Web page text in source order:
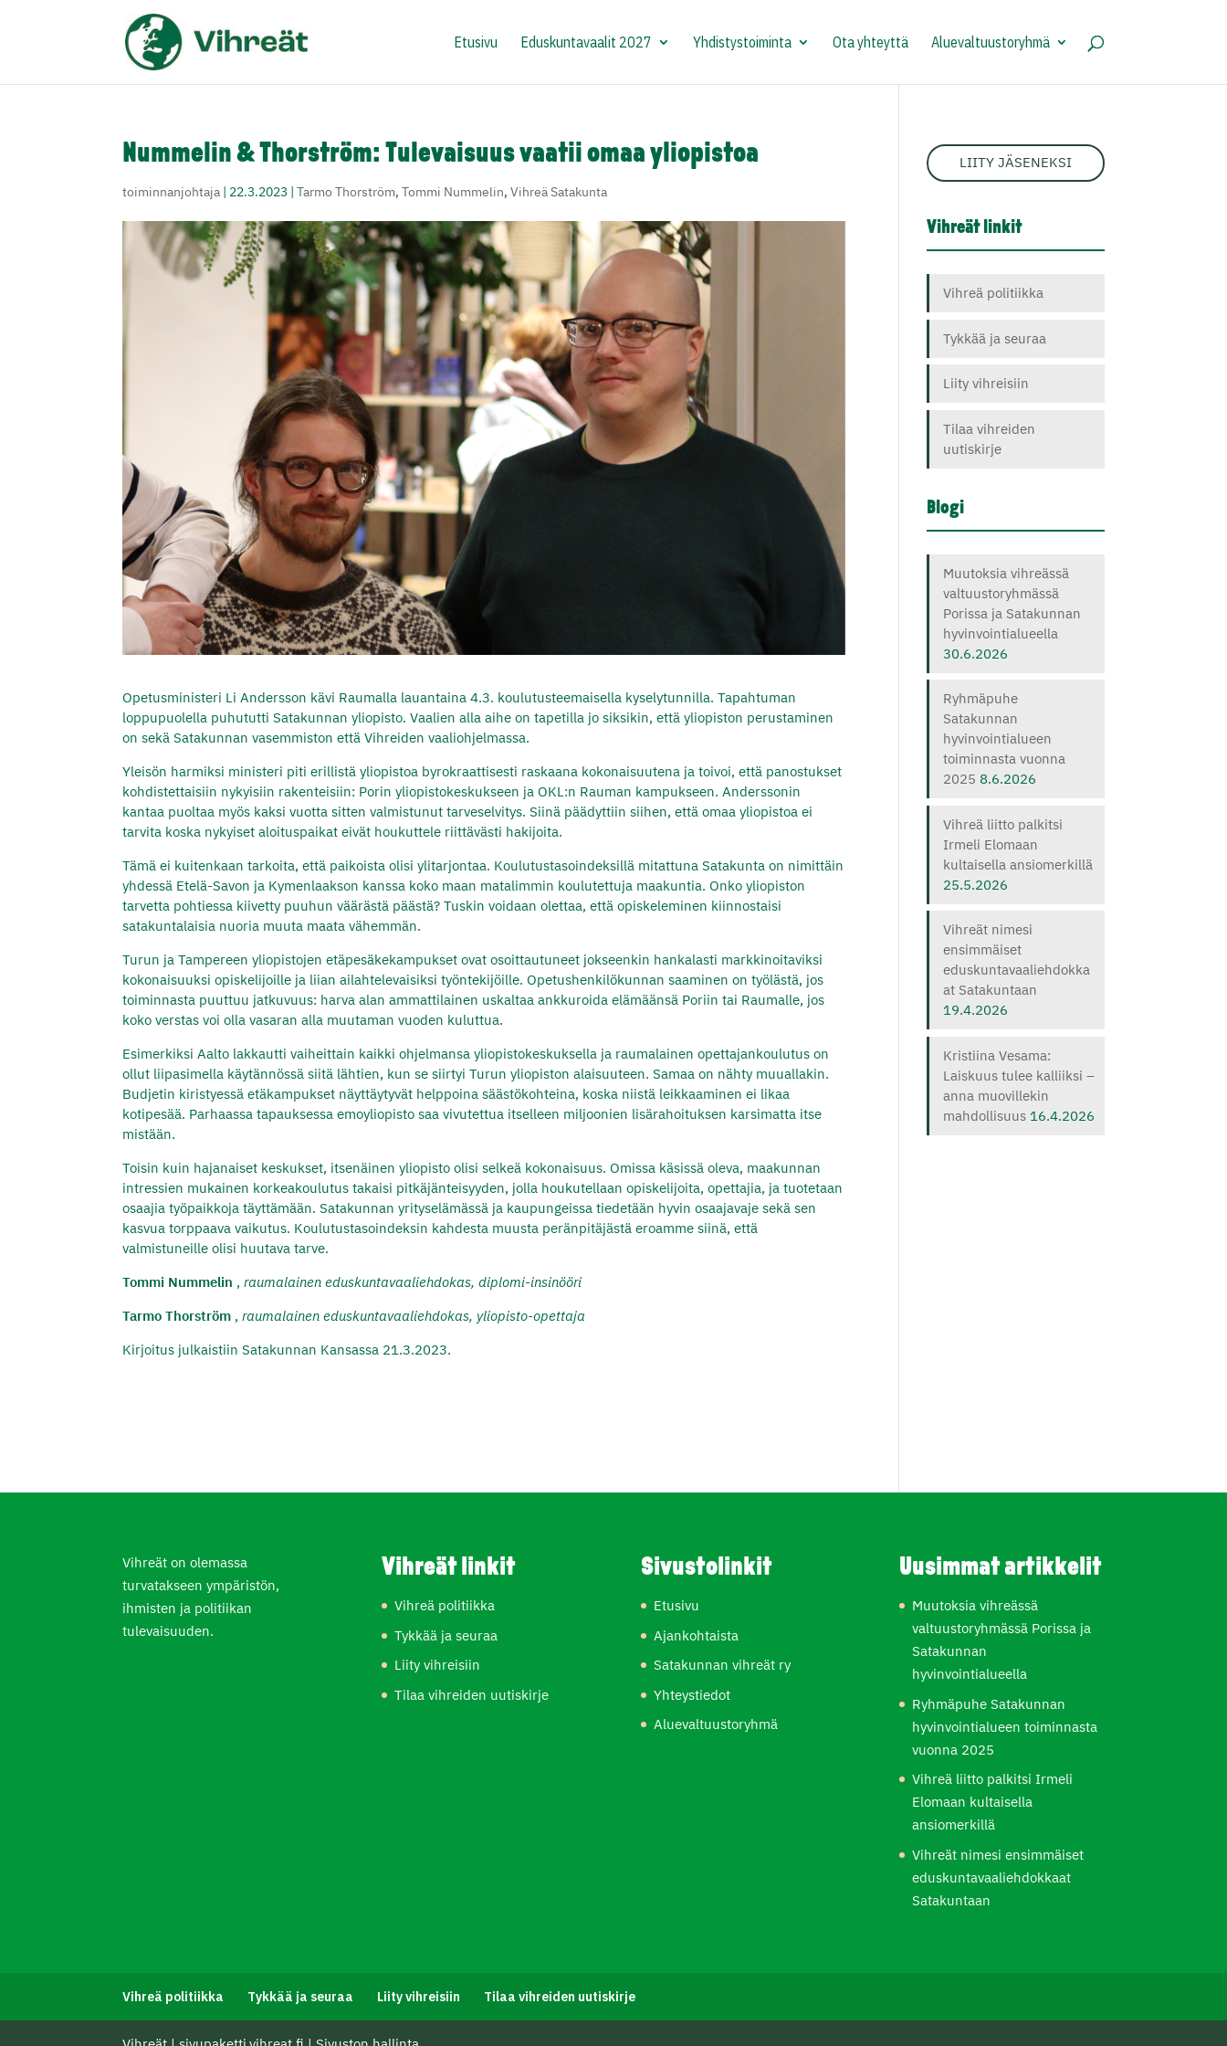
Etusivu Eduskuntavaalit 2027 Yhdistystoiminta Ota yhteyttä Aluevaltuustoryhmä
Nummelin & Thorström: Tulevaisuus vaatii omaa yliopistoa
toiminnanjohtaja | 22.3.2023 |Tarmo Thorström,Tommi Nummelin,Vihreä Satakunta
Opetusministeri Li Andersson kävi Raumalla lauantaina 4.3. koulutusteemaisella kyselytunnilla. Tapahtuman
loppupuolella puhututti Satakunnan yliopisto. Vaalien alla aihe on tapetilla jo siksikin, että yliopiston perustaminen
on sekä Satakunnan vasemmiston että Vihreiden vaaliohjelmassa.
Yleisön harmiksi ministeri piti erillistä yliopistoa byrokraattisesti raskaana kokonaisuutena ja toivoi, että panostukset
kohdistettaisiin nykyisiin rakenteisiin: Porin yliopistokeskukseen ja OKL:n Rauman kampukseen. Anderssonin
kantaa puoltaa myös kaksi vuotta sitten valmistunut tarveselvitys. Siinä päädyttiin siihen, että omaa yliopistoa ei
tarvita koska nykyiset aloituspaikat eivät houkuttele riittävästi hakijoita.
Tämä ei kuitenkaan tarkoita, että paikoista olisi ylitarjontaa. Koulutustasoindeksillä mitattuna Satakunta on nimittäin
yhdessä Etelä-Savon ja Kymenlaakson kanssa koko maan matalimmin koulutettuja maakuntia. Onko yliopiston
tarvetta pohtiessa kiivetty puuhun väärästä päästä? Tuskin voidaan olettaa, että opiskeleminen kiinnostaisi
satakuntalaisia nuoria muuta maata vähemmän.
Turun ja Tampereen yliopistojen etäpesäkekampukset ovat osoittautuneet jokseenkin hankalasti markkinoitaviksi
kokonaisuuksi opiskelijoille ja liian ailahtelevaisiksi työntekijöille. Opetushenkilökunnan saaminen on työlästä, jos
toiminnasta puuttuu jatkuvuus: harva alan ammattilainen uskaltaa ankkuroida elämäänsä Poriin tai Raumalle, jos
koko verstas voi olla vasaran alla muutaman vuoden kuluttua.
Esimerkiksi Aalto lakkautti vaiheittain kaikki ohjelmansa yliopistokeskuksella ja raumalainen opettajankoulutus on
ollut liipasimella käytännössä siitä lähtien, kun se siirtyi Turun yliopiston alaisuuteen. Samaa on nähty muuallakin.
Budjetin kiristyessä etäkampukset näyttäytyvät helppoina säästökohteina, koska niistä leikkaaminen ei likaa
kotipesää. Parhaassa tapauksessa emoyliopisto saa vivutettua itselleen miljoonien lisärahoituksen karsimatta itse
mistään.
Toisin kuin hajanaiset keskukset, itsenäinen yliopisto olisi selkeä kokonaisuus. Omissa käsissä oleva, maakunnan
intressien mukainen korkeakoulutus takaisi pitkäjänteisyyden, jolla houkutellaan opiskelijoita, opettajia, ja tuotetaan
osaajia työpaikkoja täyttämään. Satakunnan yrityselämässä ja kaupungeissa tiedetään hyvin osaajavaje sekä sen
kasvua torppaava vaikutus. Koulutustasoindeksin kahdesta muusta peränpitäjästä eroamme siinä, että
valmistuneille olisi huutava tarve.
Tommi Nummelin ,raumalaineneduskuntavaaliehdokas, diplomi-insinööri
Tarmo Thorström ,raumalainen eduskuntavaaliehdokas, yliopisto-opettaja
Kirjoitus julkaistiin Satakunnan Kansassa 21.3.2023.
LIITY JÄSENEKSI
Vihreät linkit
Vihreä politiikka
Tykkää ja seuraa
Liity vihreisiin
Tilaa vihreiden
uutiskirje
Blogi
Muutoksia vihreässä
valtuustoryhmässä
Porissa ja Satakunnan
hyvinvointialueella
30.6.2026
Ryhmäpuhe
Satakunnan
hyvinvointialueen
toiminnasta vuonna
2025 8.6.2026
Vihreä liitto palkitsi
Irmeli Elomaan
kultaisella ansiomerkillä
25.5.2026
Vihreät nimesi
ensimmäiset
eduskuntavaaliehdokka
at Satakuntaan
19.4.2026
Kristiina Vesama:
Laiskuus tulee kalliiksi –
anna muovillekin
mahdollisuus 16.4.2026
Vihreät on olemassa
turvatakseen ympäristön,
ihmisten ja politiikan
tulevaisuuden.
Vihreät linkit
Vihreä politiikka
Tykkää ja seuraa
Liity vihreisiin
Tilaa vihreiden uutiskirje
Sivustolinkit
Etusivu
Ajankohtaista
Satakunnan vihreät ry
Yhteystiedot
Aluevaltuustoryhmä
Uusimmat artikkelit
Muutoksia vihreässä
valtuustoryhmässä Porissa ja
Satakunnan
hyvinvointialueella
Ryhmäpuhe Satakunnan
hyvinvointialueen toiminnasta
vuonna 2025
Vihreä liitto palkitsi Irmeli
Elomaan kultaisella
ansiomerkillä
Vihreät nimesi ensimmäiset
eduskuntavaaliehdokkaat
Satakuntaan
Vihreä politiikka Tykkää ja seuraa Liity vihreisiin Tilaa vihreiden uutiskirje